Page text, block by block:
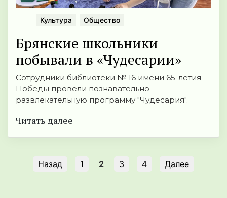
Культура Общество
Брянские школьники
побывали в «Чудесарии»
Сотрудники библиотеки № 16 имени 65-летия
Победы провели познавательно-
развлекательную программу "Чудесария".
Читать далее
Назад 1 2 3 4 Далее